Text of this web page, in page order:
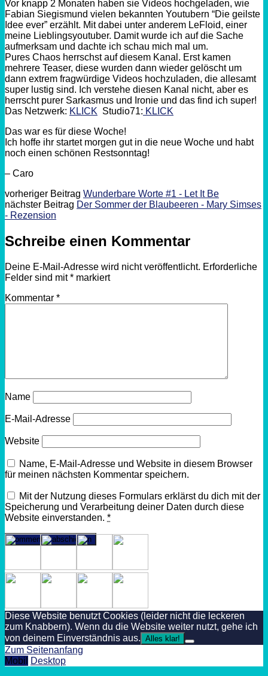
Vor knapp 2 Monaten haben sie Videos hochgeladen, wie
Fabian Siegismund vielen bekannten Youtubern “Die geilste
Idee ever” erzählt. Mit dabei unter anderem LeFloid, einer
meine Lieblingsyoutuber. Damit wurde ich auf die Sache
aufmerksam und dachte ich schau mich mal um.
Pures Chaos herrschst auf diesem Kanal. Erst kamen
mehrere Teaser, diese wurden dann wieder gelöscht um
dann extrem fragwürdige Videos hochzuladen, die allesamt
super lustig sind. Ich verstehe diesen Kanal nicht, aber es
herrscht purer Sarkasmus und Ironie und das find ich super!
Das Netzwerk: KLICK Studio71: KLICK
Das war es für diese Woche!
Ich hoffe ihr startet morgen gut in die neue Woche und habt
noch einen schönen Restsonntag!
– Caro
vorheriger Beitrag Wunderbare Worte #1 - Let It Be
nächster Beitrag Der Sommer der Blaubeeren - Mary Simses
- Rezension
Schreibe einen Kommentar
Deine E-Mail-Adresse wird nicht veröffentlicht. Erforderliche
Felder sind mit* markiert
Kommentar *
Name
E-Mail-Adresse
Website
Name, E-Mail-Adresse und Website in diesem Browser
für meinen nächsten Kommentar speichern.
Mit der Nutzung dieses Formulars erklärst du dich mit der
Speicherung und Verarbeitung deiner Daten durch diese
Website einverstanden. *
Diese Website benutzt Cookies (leider nicht die leckeren
zum Knabbern). Wenn du die Website weiter nutzt, gehe ich
von deinem Einverständnis aus. Alles klar!
Zum Seitenanfang
Mobil
Desktop